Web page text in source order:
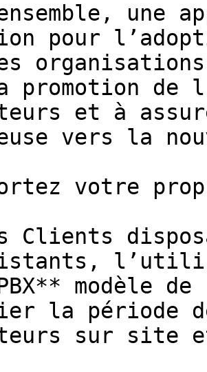
une
pour
de
et à
vers la
votre
Clients
modèle
la période
sur site et